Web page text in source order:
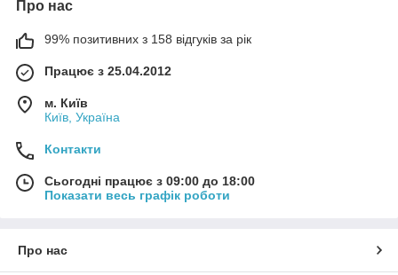
порівняно з іншими джерелами тепла, тому печі на дровах
повсюдно використовують як альтернативне опалення.
Як ефективно опалити будинок, дачу, цех,
склад?
В умовах подорожчання вартості на енергоносії над
проблемою економії витрат на опалення стали
сьогодні стало опалення за допомогою твердопаливних
опалювальних приладів - котлів, печей, буржуйок.
Використання твердопаливних котлів, які підключаються до
системи центрального опалення, дає значну економію
паралельну установку в систему котла на твердому паливі, то
Про нас
99% позитивних з 158 відгуків за рік
Працює з 25.04.2012
м. Київ
Київ, Україна
Контакти
Сьогодні працює з 09:00 до 18:00
Показати весь графік роботи
Про нас